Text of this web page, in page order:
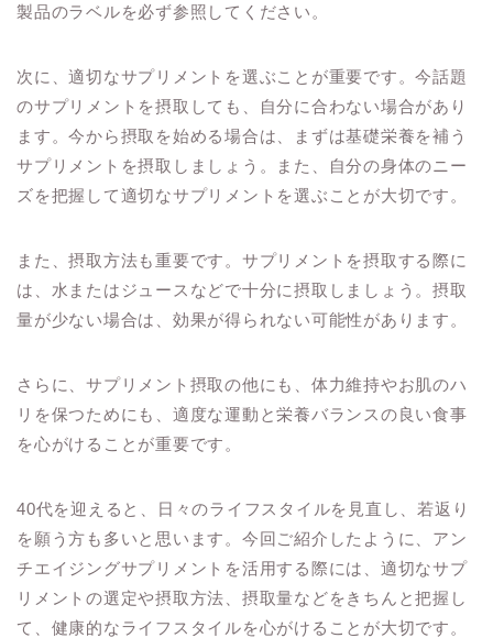
製品のラベルを必ず参照してください。
次に、適切なサプリメントを選ぶことが重要です。今話題
のサプリメントを摂取しても、自分に合わない場合があり
ます。今から摂取を始める場合は、まずは基礎栄養を補う
サプリメントを摂取しましょう。また、自分の身体のニー
ズを把握して適切なサプリメントを選ぶことが大切です。
また、摂取方法も重要です。サプリメントを摂取する際に
は、水またはジュースなどで十分に摂取しましょう。摂取
量が少ない場合は、効果が得られない可能性があります。
さらに、サプリメント摂取の他にも、体力維持やお肌のハ
リを保つためにも、適度な運動と栄養バランスの良い食事
を心がけることが重要です。
40代を迎えると、日々のライフスタイルを見直し、若返り
を願う方も多いと思います。今回ご紹介したように、アン
チエイジングサプリメントを活用する際には、適切なサプ
リメントの選定や摂取方法、摂取量などをきちんと把握し
て、健康的なライフスタイルを心がけることが大切です。